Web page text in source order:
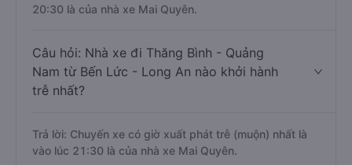
20:30 là của nhà xe Mai Quyên.
Câu hỏi: Nhà xe đi Thăng Bình - Quảng
Nam từ Bến Lức - Long An nào khởi hành
trễ nhất?
Trả lời: Chuyến xe có giờ xuất phát trễ (muộn) nhất là
vào lúc 21:30 là của nhà xe Mai Quyên.